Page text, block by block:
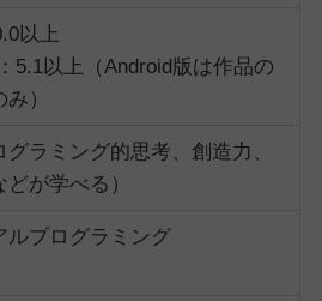
以上
5.1以上（Android版は作品の
）
グラミング的思考、創造力、
が学べる）
ルプログラミング